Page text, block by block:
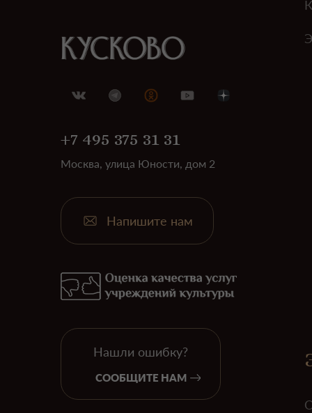
+7 495 375 31 31
Москва, улица Юности, дом 2
Напишите нам
Нашли ошибку?
СООБЩИТЕ НАМ